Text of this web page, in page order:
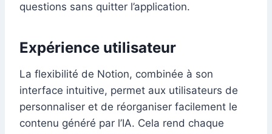
questions sans quitter l’application.
Expérience utilisateur
La flexibilité de Notion, combinée à son
interface intuitive, permet aux utilisateurs de
personnaliser et de réorganiser facilement le
contenu généré par l’IA. Cela rend chaque